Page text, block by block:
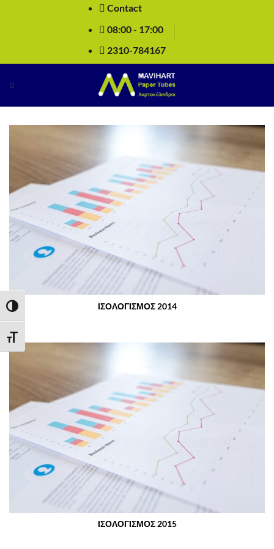
ΕΝΑΛΛΑΓΉ ΥΨΗΛΉΣ ΑΝΤΊΘΕΣΗΣ
ΕΝΑΛΛΑΓΉ ΜΕΓΈΘΟΥΣ ΓΡΑΜΜΆΤΩΝ
Contact
08:00 - 17:00
2310-784167
ΙΣΟΛΟΓΙΣΜΟΣ 2014
ΙΣΟΛΟΓΙΣΜΟΣ 2015